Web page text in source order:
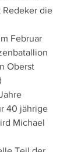
die
Februar
Oberst
40 jährige
Michael